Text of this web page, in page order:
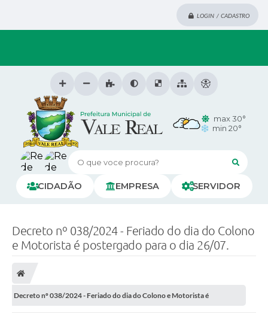
LOGIN / CADASTRO
O que voce procura?
CIDADÃO EMPRESA SERVIDOR
max 30°
min 20°
Decreto nº 038/2024 - Feriado do dia do Colono
e Motorista é postergado para o dia 26/07.
Decreto nº 038/2024 - Feriado do dia do Colono e Motorista é